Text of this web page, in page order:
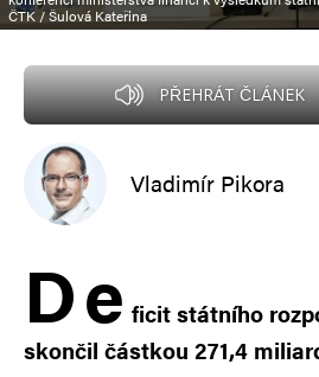
ČTK / Šulová Kateřina
PŘEHRÁT ČLÁNEK
Vladimír Pikora
De ficit státního
skončil částkou 271,4